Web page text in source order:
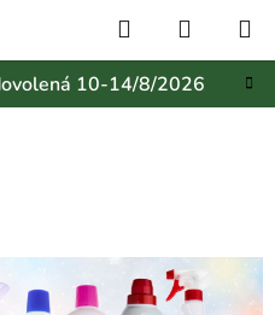
10-14/8/2026
Hledat
KOŠÍK